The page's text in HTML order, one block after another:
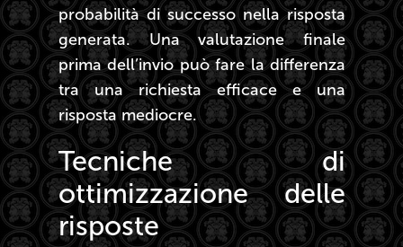
probabilità di successo nella risposta
generata. Una valutazione finale
prima dell’invio può fare la differenza
tra una richiesta efficace e una
risposta mediocre.
Tecniche di
ottimizzazione delle
risposte